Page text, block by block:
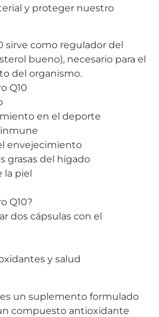
y proteger nuestro
sirve como regulador del
bueno), necesario para el
del organismo.
Q10
en el deporte
envejecimiento
grasas del hígado
la piel
Q10?
dos cápsulas con el
y salud
es un suplemento formulado
compuesto antioxidante